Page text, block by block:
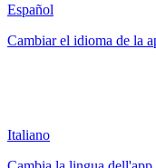
Español
Cambiar el idioma de la
Italiano